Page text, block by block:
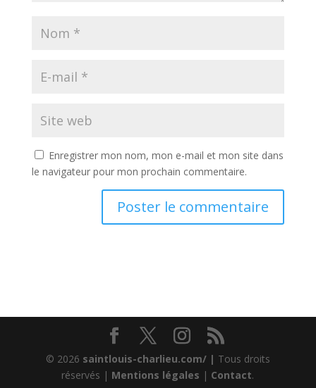
Enregistrer mon nom, mon e-mail et mon site dans
le navigateur pour mon prochain commentaire.
© 2026 saintlouis-charlieu.com/ | Tous droits
réservés | Mentions légales | Contact.